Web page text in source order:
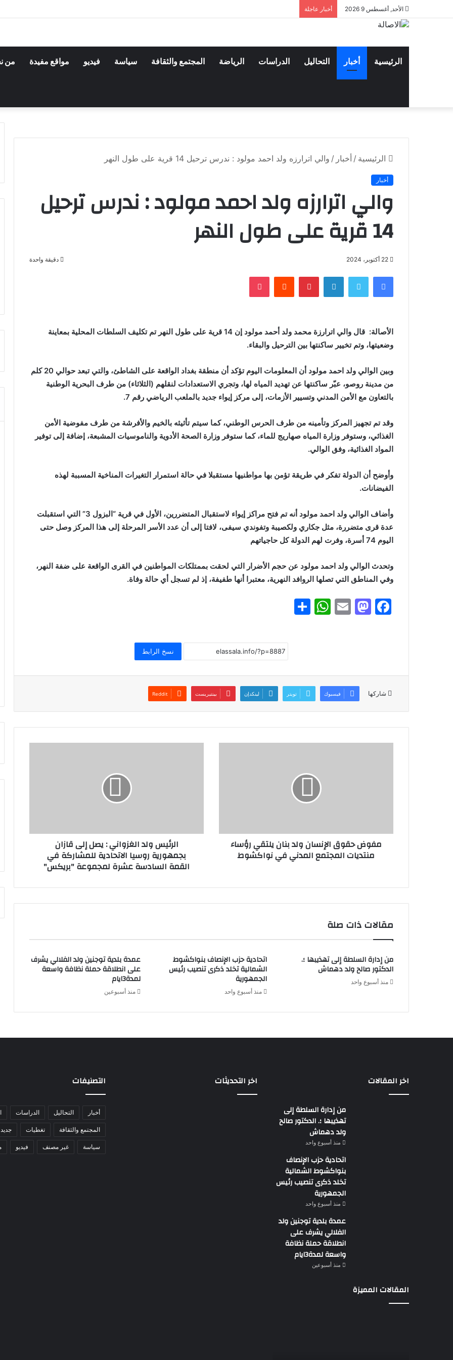
الأحد, أغسطس 9 2026 أخبار عاجلة
الرئيسية أخبار التحاليل الدراسات الرياضة المجتمع والثقافة سياسة فيديو مواقع مفيدة من
الرئيسية / أخبار / والي اترارزه ولد احمد مولود : ندرس ترحيل 14 قرية على طول النهر
أخبار
والي اترارزه ولد احمد مولود : ندرس ترحيل
14 قرية على طول النهر
22 أكتوبر، 2024 دقيقة واحدة
فيسبوك لينكدإن بينتيريست
الأصالة: قال والي اترارزة محمد ولد أحمد مولود إن 14 قرية على طول النهر تم تكليف السلطات المحلية بمعاينة
وضعيتها، وتم تخيير ساكنتها بين الترحيل والبقاء.
وبين الوالي ولد احمد مولود أن المعلومات اليوم تؤكد أن منطقة بغداد الواقعة على الشاطئ، والتي تبعد حوالي 20 كلم
من مدينة روصو، عبّر ساكنتها عن تهديد المياه لها، وتجري الاستعدادات لنقلهم (الثلاثاء) من طرف البحرية الوطنية
بالتعاون مع الأمن المدني وتسيير الأزمات، إلى مركز إيواء جديد بالملعب الرياضي رقم 7.
وقد تم تجهيز المركز وتأمينه من طرف الحرس الوطني، كما سيتم تأثيثه بالخيم والأفرشة من طرف مفوضية الأمن
الغذائي، وستوفر وزارة المياه صهاريج للماء، كما ستوفر وزارة الصحة الأدوية والناموسيات المشبعة، إضافة إلى توفير
المواد الغذائية، وفق الوالي.
وأوضح أن الدولة تفكر في طريقة تؤمن بها مواطنيها مستقبلا في حالة استمرار التغيرات المناخية المسببة لهذه
الفيضانات.
وأضاف الوالي ولد احمد مولود أنه تم فتح مراكز إيواء لاستقبال المتضررين، الأول في قرية “البزول 3” التي استقبلت
عدة قرى متضررة، مثل جكاري ولكصيبة وتفوندي سيفى، لافتا إلى أن عدد الأسر المرحلة إلى هذا المركز وصل حتى
اليوم 74 أسرة، وفرت لهم الدولة كل حاجياتهم
وتحدث الوالي ولد احمد مولود عن حجم الأضرار التي لحقت بممتلكات المواطنين في القرى الواقعة على ضفة النهر،
وفي المناطق التي تصلها الروافد النهرية، معتبرا أنها طفيفة، إذ لم تسجل أي حالة وفاة.
F
b
o
o
M
d
o
n
E
W
A
p
p
ar
e
نسخ الرابط
شاركها فيسبوك تويتر لينكدإن بينتيريست
مفوض حقوق الإنسان ولد بنان يلتقي رؤساء
منتديات المجتمع المدني في نواكشوط
الرئيس ولد الغزواني : يصل إلى قازان
بجمهورية روسيا الاتحادية للمشاركة في
القمة السادسة عشرة لمجموعة "بريكس"
مقالات ذات صلة
من إدارة السلطة إلى تهذيبها ؛.
الدكتور صالح ولد دهماش
منذ أسبوع واحد
اتحادية حزب الإنصاف بنواكشوط
الشمالية تخلد ذكرى تنصيب رئيس
الجمهورية
منذ أسبوع واحد
عمدة بلدية توجنين ولد الفلالي يشرف
على انطلاقة حملة نظافة واسعة
لمدة3ايام
منذ أسبوعين
اخر المقالات
من إدارة السلطة إلى
تهذيبها ؛. الدكتور صالح
ولد دهماش
منذ أسبوع واحد
اتحادية حزب الإنصاف
بنواكشوط الشمالية
تخلد ذكرى تنصيب رئيس
الجمهورية
منذ أسبوع واحد
عمدة بلدية توجنين ولد
الفلالي يشرف على
انطلاقة حملة نظافة
واسعة لمدة3ايام
منذ أسبوعين
المقالات المميزة
اخر التحديثات التصنيفات
أخبار التحاليل الدراسات
المجتمع والثقافة تغطيات جديد
سياسة غير مصنف فيديو